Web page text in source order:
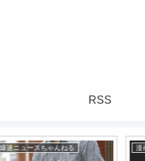
RSS
芸能トレンディまと